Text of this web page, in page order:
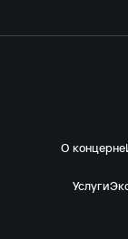
О концерне
Услуги